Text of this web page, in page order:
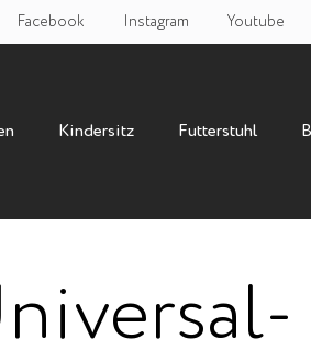
Facebook Instagram Youtube
Kindersitz Futterstuhl